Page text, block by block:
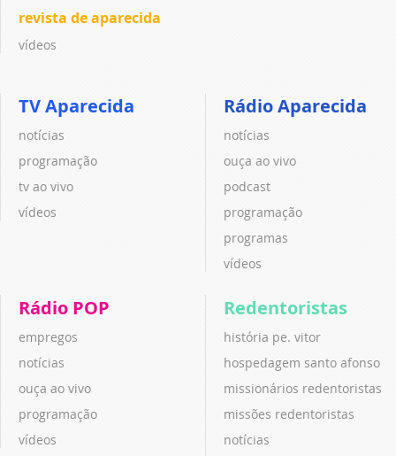
revista de aparecida
vídeos
TV Aparecida
notícias
programação
tv ao vivo
vídeos
Rádio Aparecida
notícias
ouça ao vivo
podcast
programação
programas
vídeos
Rádio POP
empregos
notícias
ouça ao vivo
programação
vídeos
Redentoristas
história pe. vitor
hospedagem santo afonso
missionários redentoristas
missões redentoristas
notícias